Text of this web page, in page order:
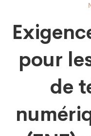
pour
les
pour
de